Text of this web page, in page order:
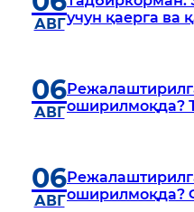
АВГучун қаерга ва
06
АВГоширилмоқда?
06
АВГоширилмоқда?